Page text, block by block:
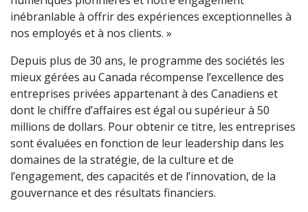
inébranlable à offrir des expériences exceptionnelles à
nos employés et à nos clients. »
Depuis plus de 30 ans, le programme des sociétés les
mieux gérées au Canada récompense l’excellence des
entreprises privées appartenant à des Canadiens et
dont le chiffre d’affaires est égal ou supérieur à 50
millions de dollars. Pour obtenir ce titre, les entreprises
sont évaluées en fonction de leur leadership dans les
domaines de la stratégie, de la culture et de
l’engagement, des capacités et de l’innovation, de la
gouvernance et des résultats financiers.